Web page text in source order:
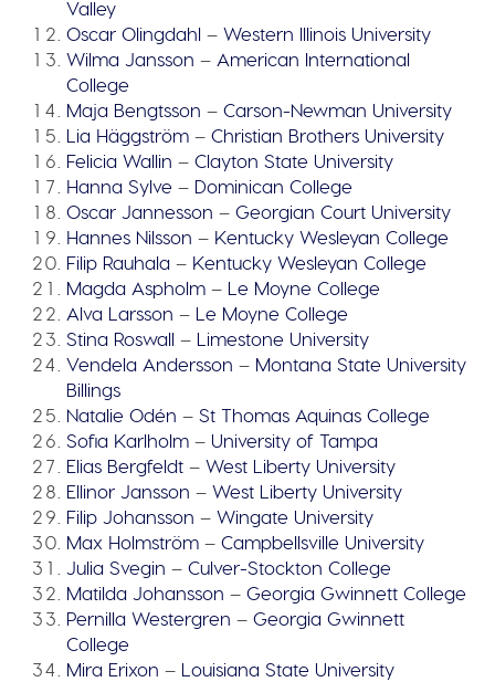
Valley
Oscar Olingdahl –Western Illinois University
Wilma Jansson – American International
College
Maja Bengtsson –Carson-Newman University
Lia Häggström –Christian Brothers University
Felicia Wallin –Clayton State University
Hanna Sylve – Dominican College
Oscar Jannesson –Georgian Court University
Hannes Nilsson – Kentucky Wesleyan College
Filip Rauhala – Kentucky Wesleyan College
Magda Aspholm – Le Moyne College
Alva Larsson – Le Moyne College
Stina Roswall – Limestone University
Vendela Andersson – Montana State University
Billings
Natalie Odén –St Thomas Aquinas College
Sofia Karlholm – University of Tampa
Elias Bergfeldt –West Liberty University
Ellinor Jansson –West Liberty University
Filip Johansson –Wingate University
Max Holmström –Campbellsville University
Julia Svegin –Culver-Stockton College
Matilda Johansson –Georgia Gwinnett College
Pernilla Westergren –Georgia Gwinnett
College
Mira Erixon – Louisiana State University